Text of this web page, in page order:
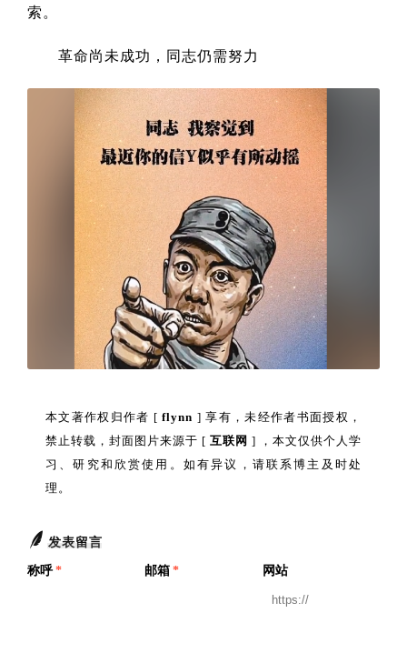
索。
革命尚未成功，同志仍需努力
本文著作权归作者 [flynn ] 享有，未经作者书面授权，
禁止转载，封面图片来源于 [ 互联网 ] ，本文仅供个人学
习、研究和欣赏使用。如有异议，请联系博主及时处
理。
发表留言
称呼 * 邮箱 * 网站